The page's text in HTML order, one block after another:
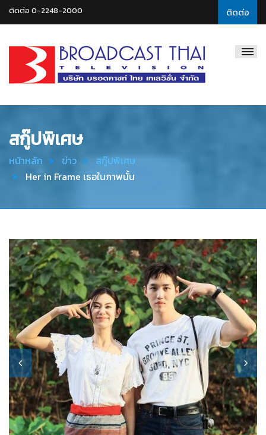
ติดต่อ
ติดต่อ 0-2248-2000
Thai
สกู๊ปพิเศษ
หน้าหลัก ข่าว
สกู๊ปพิเศษ
Her in Frame เธอในภาพนั้น